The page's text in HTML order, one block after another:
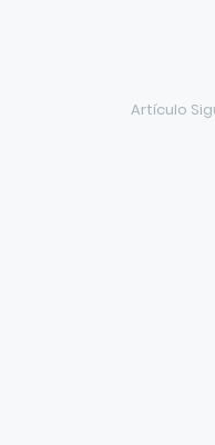
Artículo